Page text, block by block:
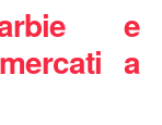
e
a